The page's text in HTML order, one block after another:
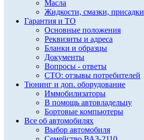
Масла
Жидкости, смазки, присадки
Гарантия и ТО
Основные положения
Реквизиты и адреса
Бланки и образцы
Документы
Вопросы - ответы
СТО: отзывы потребителей
Тюнинг и доп. оборудование
Иммобилизаторы
В помощь автовладельцу
Бортовые компьютеры
Все об автомобилях
Выбор автомобиля